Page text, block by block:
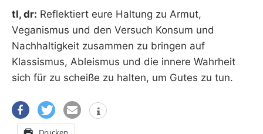
tl, dr: Reflektiert eure Haltung zu Armut,
Veganismus und den Versuch Konsum und
Nachhaltigkeit zusammen zu bringen auf
Klassismus, Ableismus und die innere Wahrheit
sich für zu scheiße zu halten, um Gutes zu tun.